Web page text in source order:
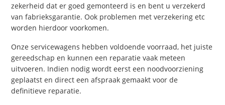
zekerheid dat er goed gemonteerd is en bent u verzekerd
van fabrieksgarantie. Ook problemen met verzekering etc
worden hierdoor voorkomen.
Onze servicewagens hebben voldoende voorraad, het juiste
gereedschap en kunnen een reparatie vaak meteen
uitvoeren. Indien nodig wordt eerst een noodvoorziening
geplaatst en direct een afspraak gemaakt voor de
definitieve reparatie.